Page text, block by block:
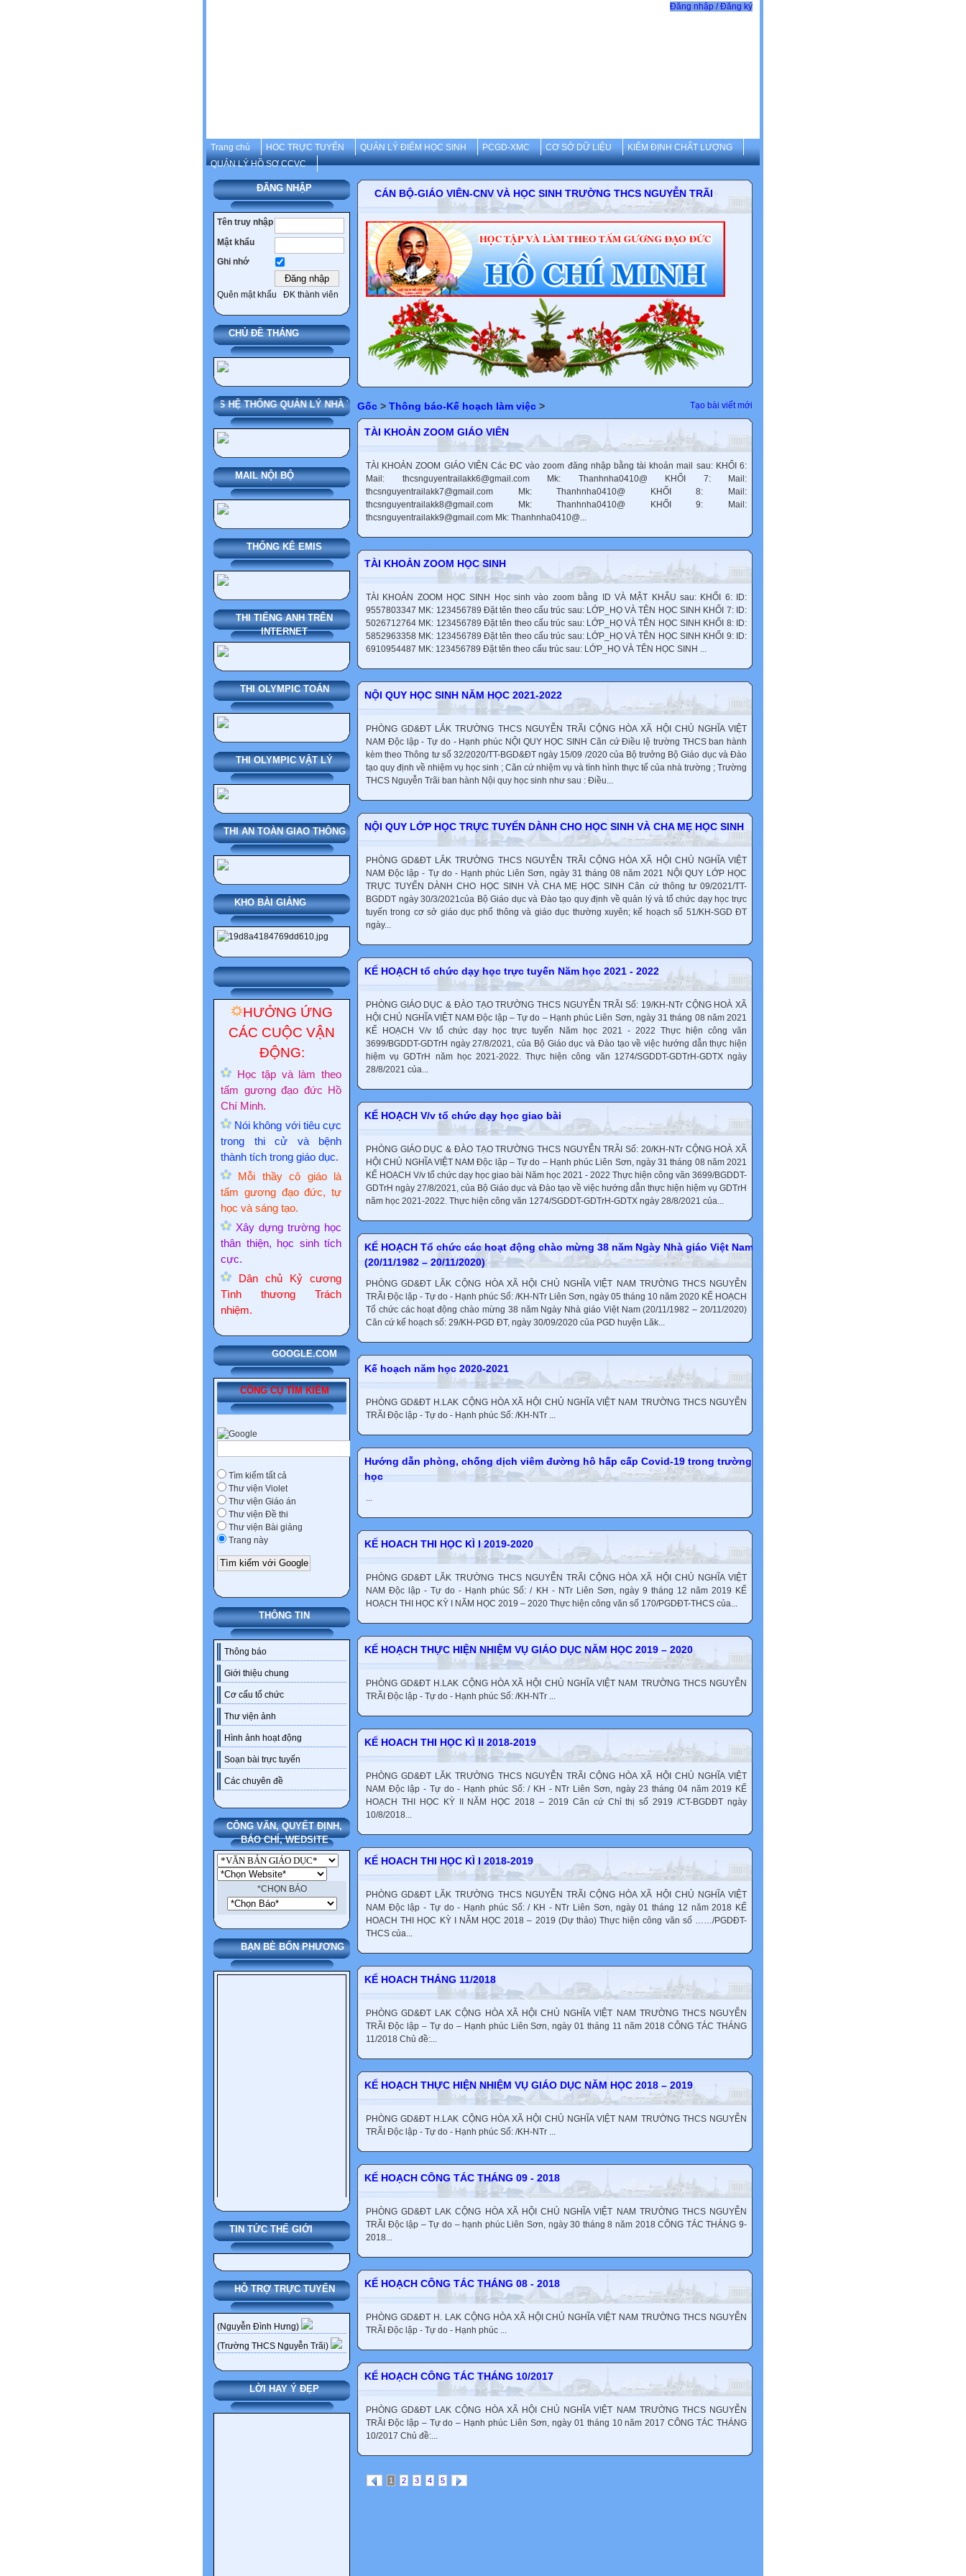
Đăng nhập / Đăng ký
Trang chủ HOC TRỰC TUYẾN QUẢN LÝ ĐIỂM HỌC SINH PCGD-XMC CƠ SỞ DỮ LIỆU
KIỂM ĐỊNH CHẤT LƯỢNG
QUẢN LÝ HỒ SƠ CCVC
ĐĂNG NHẬP
Tên truy nhập
Mật khẩu
Ghi nhớ
Quên mật khẩu ĐK thành viên
CHỦ ĐỀ THÁNG
SMAS HỆ THỐNG QUẢN LÝ NHÀ TRƯỜNG
MAIL NỘI BỘ
THỐNG KÊ EMIS
THI TIẾNG ANH TRÊN
INTERNET
THI OLYMPIC TOÁN
THI OLYMPIC VẬT LÝ
THI AN TOÀN GIAO THÔNG
KHO BÀI GIẢNG
HƯỞNG ỨNG
CÁC CUỘC VẬN
ĐỘNG:
Học tập và làm theo
tấm gương đạo đức Hồ
Chí Minh.
Nói không với tiêu cực
trong thi cử và bệnh
thành tích trong giáo dục.
Mỗi thầy cô giáo là
tấm gương đạo đức, tự
học và sáng tạo.
Xây dựng trường học
thân thiện, học sinh tích
cực.
Dân chủ Kỷ cương
Tình thương Trách
nhiệm.
GOOGLE.COM
CÔNG CỤ TÌM KIẾM
Tìm kiếm tất cả
Thư viện Violet
Thư viện Giáo án
Thư viện Đề thi
Thư viện Bài giảng
Trang này
THÔNG TIN
Thông báo
Giới thiệu chung
Cơ cấu tổ chức
Thư viện ảnh
Hình ảnh hoạt động
Soạn bài trực tuyến
Các chuyên đề
CÔNG VĂN, QUYẾT ĐỊNH,
BÁO CHÍ, WEDSITE
*CHỌN BÁO
BẠN BÈ BỐN PHƯƠNG
TIN TỨC THẾ GIỚI
HỖ TRỢ TRỰC TUYẾN
(Nguyễn Đình Hưng)
(Trường THCS Nguyễn Trãi)
LỜI HAY Ý ĐẸP
CÁN BỘ-GIÁO VIÊN-CNV VÀ HỌC SINH TRƯỜNG THCS NGUYỄN TRÃI
Gốc > Thông báo-Kế hoạch làm việc > Tạo bài viết mới
TÀI KHOẢN ZOOM GIÁO VIÊN
TÀI KHOẢN ZOOM GIÁO VIÊN Các ĐC vào zoom đăng nhập bằng tài khoản mail sau: KHỐI 6:
Mail: thcsnguyentrailakk6@gmail.com Mk: Thanhnha0410@ KHỐI 7: Mail:
thcsnguyentrailakk7@gmail.com Mk: Thanhnha0410@ KHỐI 8: Mail:
thcsnguyentrailakk8@gmail.com Mk: Thanhnha0410@ KHỐI 9: Mail:
thcsnguyentrailakk9@gmail.com Mk: Thanhnha0410@...
TÀI KHOẢN ZOOM HỌC SINH
TÀI KHOẢN ZOOM HỌC SINH Học sinh vào zoom bằng ID VÀ MẬT KHẨU sau: KHỐI 6: ID:
9557803347 MK: 123456789 Đặt tên theo cấu trúc sau: LỚP_HỌ VÀ TÊN HỌC SINH KHỐI 7: ID:
5026712764 MK: 123456789 Đặt tên theo cấu trúc sau: LỚP_HỌ VÀ TÊN HỌC SINH KHỐI 8: ID:
5852963358 MK: 123456789 Đặt tên theo cấu trúc sau: LỚP_HỌ VÀ TÊN HỌC SINH KHỐI 9: ID:
6910954487 MK: 123456789 Đặt tên theo cấu trúc sau: LỚP_HỌ VÀ TÊN HỌC SINH ...
NỘI QUY HỌC SINH NĂM HỌC 2021-2022
PHÒNG GD&ĐT LẮK TRƯỜNG THCS NGUYỄN TRÃI CỘNG HÒA XÃ HỘI CHỦ NGHĨA VIỆT
NAM Độc lập - Tự do - Hạnh phúc NỘI QUY HỌC SINH Căn cứ Điều lệ trường THCS ban hành
kèm theo Thông tư số 32/2020/TT-BGD&ĐT ngày 15/09 /2020 của Bộ trưởng Bộ Giáo dục và Đào
tạo quy định về nhiệm vụ học sinh ; Căn cứ nhiệm vụ và tình hình thực tế của nhà trường ; Trường
THCS Nguyễn Trãi ban hành Nội quy học sinh như sau : Điều...
NỘI QUY LỚP HỌC TRỰC TUYẾN DÀNH CHO HỌC SINH VÀ CHA MẸ HỌC SINH
PHÒNG GD&ĐT LẮK TRƯỜNG THCS NGUYỄN TRÃI CỘNG HÒA XÃ HỘI CHỦ NGHĨA VIỆT
NAM Độc lập - Tự do - Hạnh phúc Liên Sơn, ngày 31 tháng 08 năm 2021 NỘI QUY LỚP HỌC
TRỰC TUYẾN DÀNH CHO HỌC SINH VÀ CHA MẸ HỌC SINH Căn cứ thông tư 09/2021/TT-
BGDDT ngày 30/3/2021của Bộ Giáo dục và Đào tạo quy định về quản lý và tổ chức dạy học trực
tuyến trong cơ sở giáo dục phổ thông và giáo dục thường xuyên; kế hoạch số 51/KH-SGD ĐT
ngày...
KẾ HOẠCH tổ chức dạy học trực tuyến Năm học 2021 - 2022
PHÒNG GIÁO DỤC & ĐÀO TẠO TRƯỜNG THCS NGUYỄN TRÃI Số: 19/KH-NTr CỘNG HOÀ XÃ
HỘI CHỦ NGHĨA VIỆT NAM Độc lập – Tự do – Hạnh phúc Liên Sơn, ngày 31 tháng 08 năm 2021
KẾ HOẠCH V/v tổ chức dạy học trực tuyến Năm học 2021 - 2022 Thực hiện công văn
3699/BGDDT-GDTrH ngày 27/8/2021, của Bộ Giáo dục và Đào tạo về việc hướng dẫn thực hiện
hiệm vụ GDTrH năm học 2021-2022. Thực hiện công văn 1274/SGDDT-GDTrH-GDTX ngày
28/8/2021 của...
KẾ HOẠCH V/v tổ chức dạy học giao bài
PHÒNG GIÁO DỤC & ĐÀO TẠO TRƯỜNG THCS NGUYỄN TRÃI Số: 20/KH-NTr CỘNG HOÀ XÃ
HỘI CHỦ NGHĨA VIỆT NAM Độc lập – Tự do – Hạnh phúc Liên Sơn, ngày 31 tháng 08 năm 2021
KẾ HOẠCH V/v tổ chức dạy học giao bài Năm học 2021 - 2022 Thực hiện công văn 3699/BGDDT-
GDTrH ngày 27/8/2021, của Bộ Giáo dục và Đào tạo về việc hướng dẫn thực hiện hiệm vụ GDTrH
năm học 2021-2022. Thực hiện công văn 1274/SGDDT-GDTrH-GDTX ngày 28/8/2021 của...
KẾ HOẠCH Tổ chức các hoạt động chào mừng 38 năm Ngày Nhà giáo Việt Nam
(20/11/1982 – 20/11/2020)
PHÒNG GD&ĐT LĂK CỘNG HÒA XÃ HỘI CHỦ NGHĨA VIỆT NAM TRƯỜNG THCS NGUYỄN
TRÃI Độc lập - Tự do - Hạnh phúc Số: /KH-NTr Liên Sơn, ngày 05 tháng 10 năm 2020 KẾ HOẠCH
Tổ chức các hoạt động chào mừng 38 năm Ngày Nhà giáo Việt Nam (20/11/1982 – 20/11/2020)
Căn cứ kế hoạch số: 29/KH-PGD ĐT, ngày 30/09/2020 của PGD huyện Lăk...
Kế hoạch năm học 2020-2021
PHÒNG GD&ĐT H.LAK CỘNG HÒA XÃ HỘI CHỦ NGHĨA VIỆT NAM TRƯỜNG THCS NGUYỄN
TRÃI Độc lập - Tự do - Hạnh phúc Số: /KH-NTr ...
Hướng dẫn phòng, chống dịch viêm đường hô hấp cấp Covid-19 trong trường
học
...
KẾ HOACH THI HỌC KÌ I 2019-2020
PHÒNG GD&ĐT LĂK TRƯỜNG THCS NGUYỄN TRÃI CỘNG HÒA XÃ HỘI CHỦ NGHĨA VIỆT
NAM Độc lập - Tự do - Hạnh phúc Số: / KH - NTr Liên Sơn, ngày 9 tháng 12 năm 2019 KẾ
HOẠCH THI HỌC KỲ I NĂM HỌC 2019 – 2020 Thực hiện công văn số 170/PGDĐT-THCS của...
KẾ HOẠCH THỰC HIỆN NHIỆM VỤ GIÁO DỤC NĂM HỌC 2019 – 2020
PHÒNG GD&ĐT H.LAK CỘNG HÒA XÃ HỘI CHỦ NGHĨA VIỆT NAM TRƯỜNG THCS NGUYỄN
TRÃI Độc lập - Tự do - Hạnh phúc Số: /KH-NTr ...
KẾ HOACH THI HỌC KÌ II 2018-2019
PHÒNG GD&ĐT LĂK TRƯỜNG THCS NGUYỄN TRÃI CỘNG HÒA XÃ HỘI CHỦ NGHĨA VIỆT
NAM Độc lập - Tự do - Hạnh phúc Số: / KH - NTr Liên Sơn, ngày 23 tháng 04 năm 2019 KẾ
HOẠCH THI HỌC KỲ II NĂM HỌC 2018 – 2019 Căn cứ Chỉ thị số 2919 /CT-BGDĐT ngày
10/8/2018...
KẾ HOACH THI HỌC KÌ I 2018-2019
PHÒNG GD&ĐT LĂK TRƯỜNG THCS NGUYỄN TRÃI CỘNG HÒA XÃ HỘI CHỦ NGHĨA VIỆT
NAM Độc lập - Tự do - Hạnh phúc Số: / KH - NTr Liên Sơn, ngày 01 tháng 12 năm 2018 KẾ
HOẠCH THI HỌC KỲ I NĂM HỌC 2018 – 2019 (Dự thảo) Thực hiện công văn số ……/PGDĐT-
THCS của...
KẾ HOACH THÁNG 11/2018
PHÒNG GD&ĐT LAK CỘNG HÒA XÃ HỘI CHỦ NGHĨA VIỆT NAM TRƯỜNG THCS NGUYỄN
TRÃI Độc lập – Tự do – Hạnh phúc Liên Sơn, ngày 01 tháng 11 năm 2018 CÔNG TÁC THÁNG
11/2018 Chủ đề:...
KẾ HOẠCH THỰC HIỆN NHIỆM VỤ GIÁO DỤC NĂM HỌC 2018 – 2019
PHÒNG GD&ĐT H.LAK CỘNG HÒA XÃ HỘI CHỦ NGHĨA VIỆT NAM TRƯỜNG THCS NGUYỄN
TRÃI Độc lập - Tự do - Hạnh phúc Số: /KH-NTr ...
KẾ HOẠCH CÔNG TÁC THÁNG 09 - 2018
PHÒNG GD&ĐT LAK CỘNG HÒA XÃ HỘI CHỦ NGHĨA VIỆT NAM TRƯỜNG THCS NGUYỄN
TRÃI Độc lập – Tự do – hạnh phúc Liên Sơn, ngày 30 tháng 8 năm 2018 CÔNG TÁC THÁNG 9-
2018...
KẾ HOẠCH CÔNG TÁC THÁNG 08 - 2018
PHÒNG GD&ĐT H. LAK CỘNG HÒA XÃ HỘI CHỦ NGHĨA VIỆT NAM TRƯỜNG THCS NGUYỄN
TRÃI Độc lập - Tự do - Hạnh phúc ...
KẾ HOẠCH CÔNG TÁC THÁNG 10/2017
PHÒNG GD&ĐT LAK CỘNG HÒA XÃ HỘI CHỦ NGHĨA VIỆT NAM TRƯỜNG THCS NGUYỄN
TRÃI Độc lập – Tự do – Hạnh phúc Liên Sơn, ngày 01 tháng 10 năm 2017 CÔNG TÁC THÁNG
10/2017 Chủ đề:...
1 2 3 4 5